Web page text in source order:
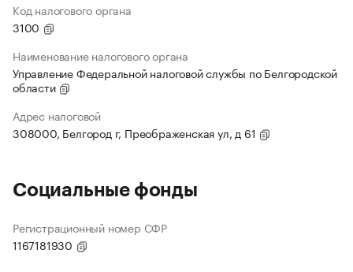
Код налогового органа
3100
Наименование налогового органа
Управление Федеральной налоговой службы по Белгородской
области
Адрес налоговой
308000, Белгород г, Преображенская ул, д 61
Социальные фонды
Регистрационный номер СФР
1167181930